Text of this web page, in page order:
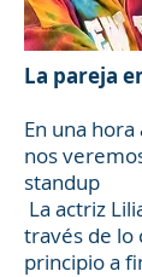
La pareja
En una
nos
standup
La actriz
través de lo
principio a